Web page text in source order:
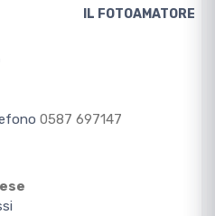
IL FOTOAMATORE
0587 697147